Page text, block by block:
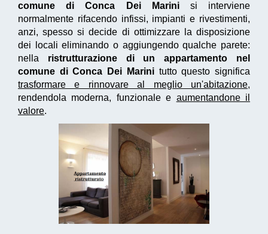
comune di Conca Dei Marinisi interviene
normalmente rifacendo infissi, impianti e rivestimenti,
anzi, spesso si decide di ottimizzare la disposizione
dei locali eliminando o aggiungendo qualche parete:
nella ristrutturazione di un appartamento nel
comune di Conca Dei Marinitutto questo significa
trasformare e rinnovare al meglio un'abitazione,
rendendola moderna, funzionale e aumentandone il
valore.